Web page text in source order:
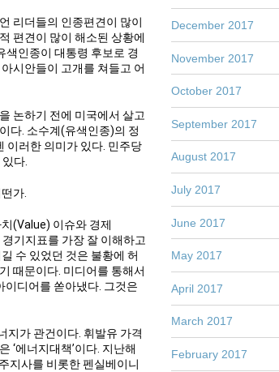
리더들의 인종편견이 많이
편견이 많이 해소된 상황에
색인종이 대통령 후보로 경
시안들이 고개를 쳐들고 어
논하기 전에 미국에서 살고
다. 소수계(유색인종)의 정
이러한 의미가 있다. 민주당
다.
가.
(Value) 이슈와 경제
기지표를 가장 잘 이해하고
수 있었던 것은 불황에 허
때문이다. 미디어를 통해서
이디어를 쏟아냈다. 그것은
지가 관건이다. 휘발유 가격
‘에너지대책’이다. 지난해
지사를 비롯한 펜실베이니
December 2017
November 2017
October 2017
September 2017
August 2017
July 2017
June 2017
May 2017
April 2017
March 2017
February 2017